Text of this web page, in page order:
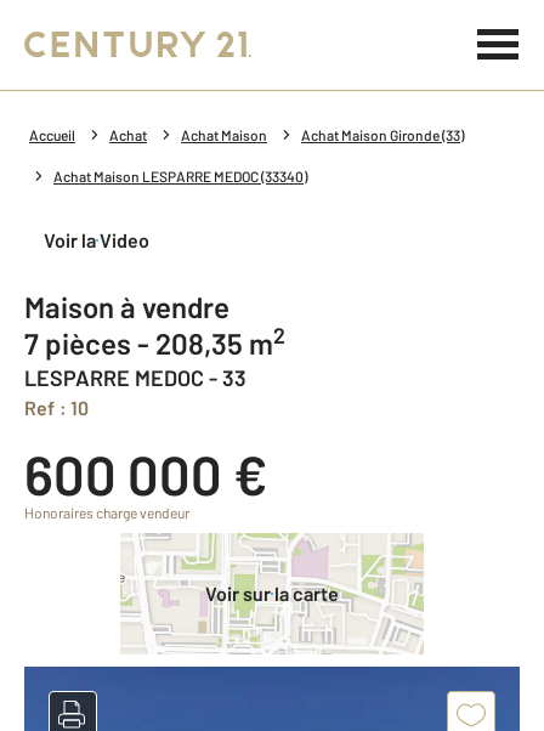
Accueil Achat Achat Maison Achat Maison Gironde (33)
Achat Maison LESPARRE MEDOC (33340)
Voir la Video
Maison à vendre
7 pièces - 208,35 m2
LESPARRE MEDOC - 33
Ref : 10
600 000 €
Honoraires charge vendeur
Voir sur la carte